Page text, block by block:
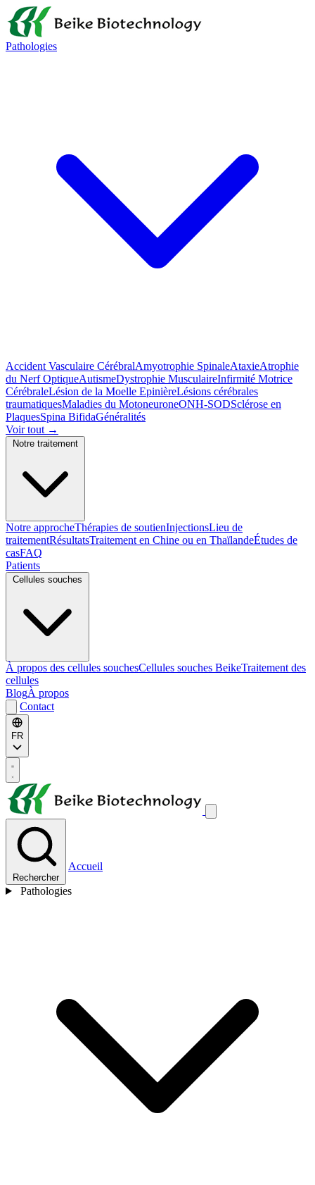
Pathologies
Accident Vasculaire CérébralAmyotrophie SpinaleAtaxieAtrophie
du Nerf OptiqueAutismeDystrophie MusculaireInfirmité Motrice
CérébraleLésion de la Moelle EpinièreLésions cérébrales
traumatiquesMaladies du MotoneuroneONH-SODSclérose en
PlaquesSpina BifidaGénéralités
Voir tout →
Notre approcheThérapies de soutienInjectionsLieu de
traitementRésultatsTraitement en Chine ou en ThaïlandeÉtudes de
casFAQ
Patients
À propos des cellules souchesCellules souches BeikeTraitement des
cellules
BlogÀ propos
Contact
FR
Rechercher
Accueil
Pathologies